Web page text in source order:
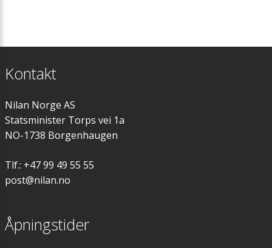
Kontakt
Nilan Norge AS
Statsminister Torps vei 1a
NO-1738 Borgenhaugen
Tlf.: +47 99 49 55 55
post@nilan.no
Åpningstider